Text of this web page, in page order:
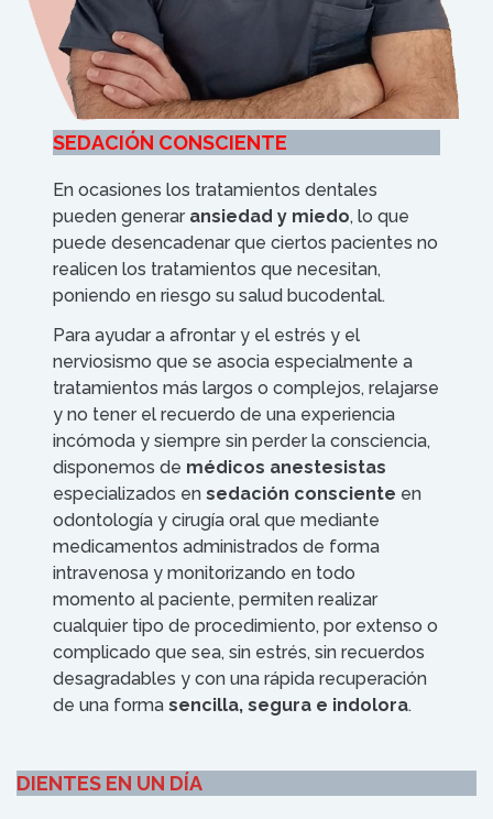
SEDACIÓN CONSCIENTE
En ocasiones los tratamientos dentales
pueden generar ansiedad y miedo, lo que
puede desencadenar que ciertos pacientes no
realicen los tratamientos que necesitan,
poniendo en riesgo su salud bucodental.
Para ayudar a afrontar y el estrés y el
nerviosismo que se asocia especialmente a
tratamientos más largos o complejos, relajarse
y no tener el recuerdo de una experiencia
incómoda y siempre sin perder la consciencia,
disponemos de médicos anestesistas
especializados ensedación consciente en
odontología y cirugía oral que mediante
medicamentos administrados de forma
intravenosa y monitorizando en todo
momento al paciente, permiten realizar
cualquier tipo de procedimiento, por extenso o
complicado que sea, sin estrés, sin recuerdos
desagradables y con una rápida recuperación
de una formasencilla, segura e indolora.
DIENTES EN UN DÍA